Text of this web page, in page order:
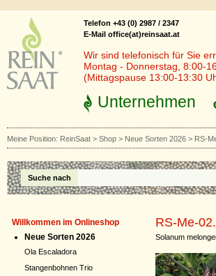
Telefon +43 (0) 2987 / 2347
E-Mail office(at)reinsaat.at
Wir sind telefonisch für Sie
Montag - Donnerstag, 8:00-
(Mittagspause 13:00-13:30
Unternehmen
Meine Position: ReinSaat > Shop > Neue Sorten 2026 > RS-
Suche nach
Willkommen im Onlineshop
Neue Sorten 2026
Ola Escaladora
Stangenbohnen Trio
RS-Me-
Solanum